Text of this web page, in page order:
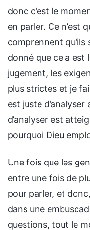
donc c’est le
en parler. Ce n’est
comprennent
donné que cela est
jugement, les
plus strictes et je
est juste
d’analyser est
pourquoi Dieu
Une fois que les
entre une fois de
pour parler, et
dans une
questions, tout le